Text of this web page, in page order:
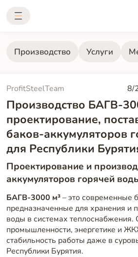
Производство Услуги
ProfitSteelTeam 8/
Производство БАГВ-
проектирование,
баков-аккумуляторов
для Республики
Проектирование и
аккумуляторов горячей
БАГВ-3000 м³– это современные
предназначенные для хранения и
воды в системах теплоснабжения.
промышленности, энергетике и
стабильность работы даже в
Республики Бурятия.